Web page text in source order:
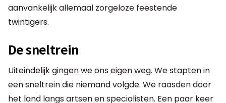
aanvankelijk allemaal zorgeloze feestende
twintigers.
De sneltrein
Uiteindelijk gingen we ons eigen weg. We stapten in
een sneltrein die niemand volgde. We raasden door
het land langs artsen en specialisten. Een paar keer